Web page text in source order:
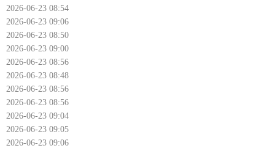
2026-06-23 08:54
2026-06-23 09:06
2026-06-23 08:50
2026-06-23 09:00
2026-06-23 08:56
2026-06-23 08:48
2026-06-23 08:56
2026-06-23 08:56
2026-06-23 09:04
2026-06-23 09:05
2026-06-23 09:06